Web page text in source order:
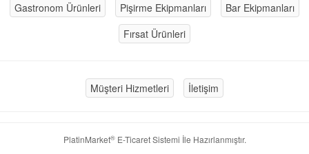
Gastronom Ürünleri
Pişirme Ekipmanları
Bar Ekipmanları
Fırsat Ürünleri
Müşteri Hizmetleri İletişim
PlatinMarket®E-Ticaret Sistemi İle Hazırlanmıştır.